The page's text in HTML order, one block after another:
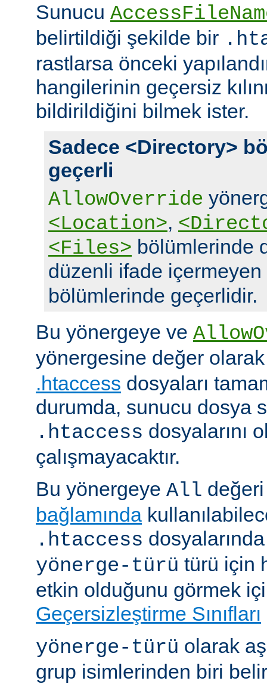
Sunucu
belirtildiği şekilde bir
rastlarsa önceki
hangilerinin geçersiz
bildirildiğini bilmek ister.
Sadece <Directory>
geçerli
AllowOverride
<Location>,
<Files> bölümlerinde
düzenli ifade içermeyen
bölümlerinde geçerlidir.
Bu yönergeye ve
yönergesine değer
.htaccess dosyaları
durumda, sunucu dosya
.htaccess dosyalarını
çalışmayacaktır.
Bu yönergeye All
bağlamında
.htaccess
yönerge-türü türü için
etkin olduğunu görmek
Geçersizleştirme Sınıfları
yönerge-türü olarak
grup isimlerinden biri